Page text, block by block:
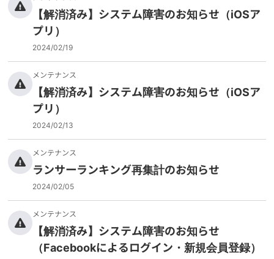
【解消済み】システム障害のお知らせ（iOSア
プリ）
2024/02/19
メンテナンス
【解消済み】システム障害のお知らせ（iOSア
プリ）
2024/02/13
メンテナンス
ランサーランキング再集計のお知らせ
2024/02/05
メンテナンス
【解消済み】システム障害のお知らせ
（Facebookによるログイン・新規会員登録）